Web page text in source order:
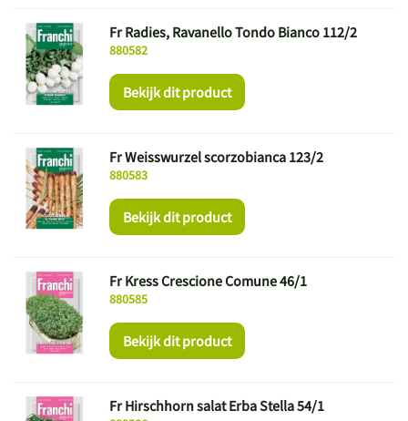
880582
Fr Radies, Ravanello Tondo Bianco 112/2
Bekijk dit product
880583
Fr Weisswurzel scorzobianca 123/2
Bekijk dit product
880585
Fr Kress Crescione Comune 46/1
Bekijk dit product
Fr Hirschhorn salat Erba Stella 54/1